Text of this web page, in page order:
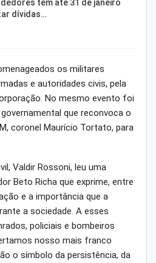
têm até 31 de janeiro
dívidas…
os militares
e autoridades civis, pela
No mesmo evento foi
que reconvoca o
coronel Maurício Tortato, para
Valdir Rossoni, leu uma
Beto Richa que exprime, entre
e a importância que a
a sociedade. A esses
policiais e bombeiros
nosso mais franco
o símbolo da persistência, da